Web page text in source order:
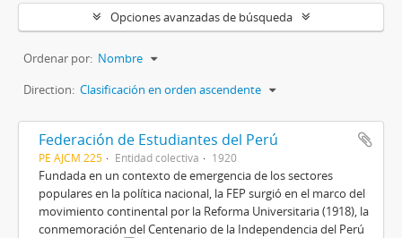
Opciones avanzadas de búsqueda
Ordenar por: Nombre
Direction: Clasificación en orden ascendente
Federación de Estudiantes del Perú
PE AJCM 225 Entidad colectiva 1920
Fundada en un contexto de emergencia de los sectores
populares en la política nacional, la FEP surgió en el marco del
movimiento continental por la Reforma Universitaria (1918), la
conmemoración del Centenario de la Independencia del Perú